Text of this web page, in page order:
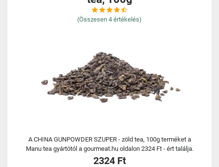
(Összesen 4 értékelés)
A CHINA GUNPOWDER SZUPER - zöld tea, 100g terméket a
Manu tea gyártótól a gourmeat.hu oldalon 2324 Ft - ért találja.
2324 Ft